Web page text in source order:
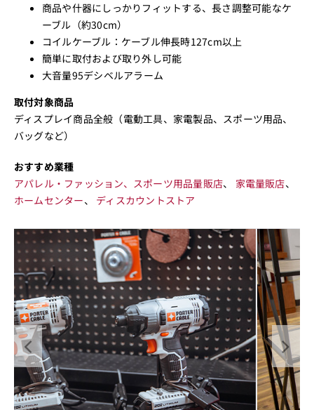
商品や什器にしっかりフィットする、長さ調整可能なケ
ーブル（約30cm）
コイルケーブル：ケーブル伸長時127cm以上
簡単に取付および取り外し可能
大音量95デシベルアラーム
取付対象商品
ディスプレイ商品全般（電動工具、家電製品、スポーツ用品、
バッグなど）
おすすめ業種
アパレル・ファッション、スポーツ用品量販店、 家電量販店、
ホームセンター、 ディスカウントストア